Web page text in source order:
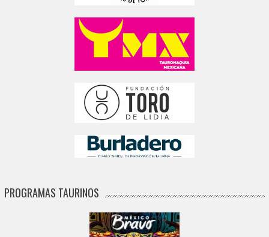
PROGRAMAS TAURINOS